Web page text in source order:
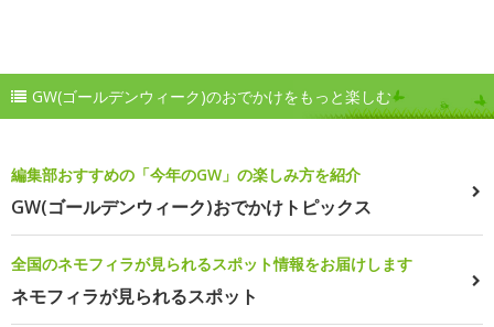
GW(ゴールデンウィーク)のおでかけをもっと楽しむ
編集部おすすめの「今年のGW」の楽しみ方を紹介
GW(ゴールデンウィーク)おでかけトピックス
全国のネモフィラが見られるスポット情報をお届けします
ネモフィラが見られるスポット